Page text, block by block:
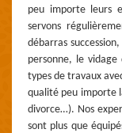
peu importe leurs
servons
débarras
personne, le
types de travaux
qualité peu importe
divorce…). Nos
sont plus que